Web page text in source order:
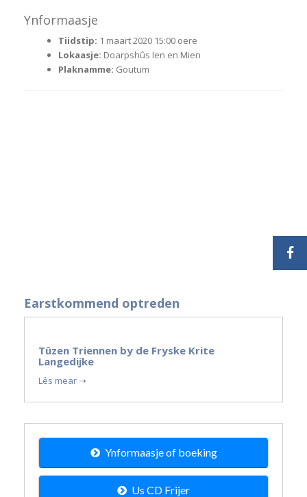
Ynformaasje
Tiidstip: 1 maart 2020 15:00 oere
Lokaasje: Doarpshûs Ien en Mien
Plaknamme: Goutum
Earstkommend optreden
19
sep
2026
Tûzen Triennen by de Fryske Krite
Langedijke
Lês mear ➝
Ynformaasje of boeking
Us CD Frijer